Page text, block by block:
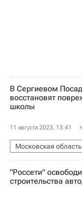
В Сергиевом
восстановят
школы
11 августа 2023, 13:41
Московская
Происшествия
Сергиев Посад
"Россети"
строительства